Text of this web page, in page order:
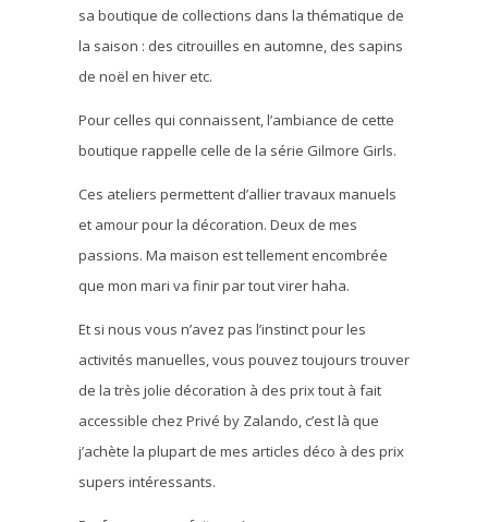
sa boutique de collections dans la thématique de
la saison : des citrouilles en automne, des sapins
de noël en hiver etc.
Pour celles qui connaissent, l’ambiance de cette
boutique rappelle celle de la série Gilmore Girls.
Ces ateliers permettent d’allier travaux manuels
et amour pour la décoration. Deux de mes
passions. Ma maison est tellement encombrée
que mon mari va finir par tout virer haha.
Et si nous vous n’avez pas l’instinct pour les
activités manuelles, vous pouvez toujours trouver
de la très jolie décoration à des prix tout à fait
accessible chez Privé by Zalando, c’est là que
j’achète la plupart de mes articles déco à des prix
supers intéressants.